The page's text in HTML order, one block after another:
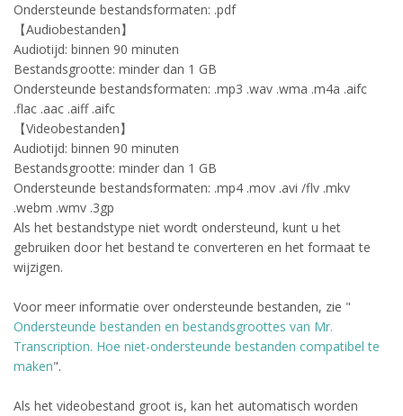
Ondersteunde bestandsformaten: .pdf
【Audiobestanden】
Audiotijd: binnen 90 minuten
Bestandsgrootte: minder dan 1 GB
Ondersteunde bestandsformaten: .mp3 .wav .wma .m4a .aifc
.flac .aac .aiff .aifc
【Videobestanden】
Audiotijd: binnen 90 minuten
Bestandsgrootte: minder dan 1 GB
Ondersteunde bestandsformaten: .mp4 .mov .avi /flv .mkv
.webm .wmv .3gp
Als het bestandstype niet wordt ondersteund, kunt u het
gebruiken door het bestand te converteren en het formaat te
wijzigen.
Voor meer informatie over ondersteunde bestanden, zie "
Ondersteunde bestanden en bestandsgroottes van Mr.
Transcription. Hoe niet-ondersteunde bestanden compatibel te
maken".
Als het videobestand groot is, kan het automatisch worden